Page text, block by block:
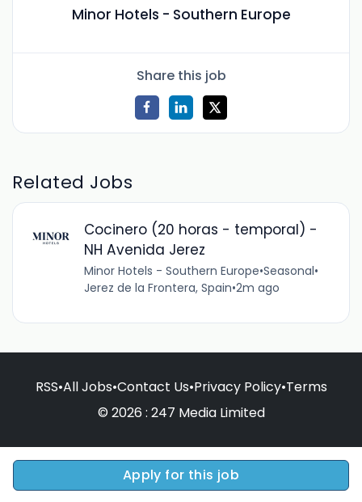
Minor Hotels - Southern Europe
Apply for this job
Share this job
Related Jobs
Cocinero (20 horas - temporal) -
NH Avenida Jerez
Minor Hotels - Southern Europe•Seasonal•
Jerez de la Frontera, Spain•2m ago
RSS•All Jobs•Contact Us•Privacy Policy•Terms
© 2026 : 247 Media Limited